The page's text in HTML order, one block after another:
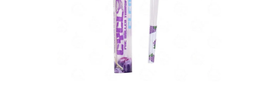
Hodnocení obchodu